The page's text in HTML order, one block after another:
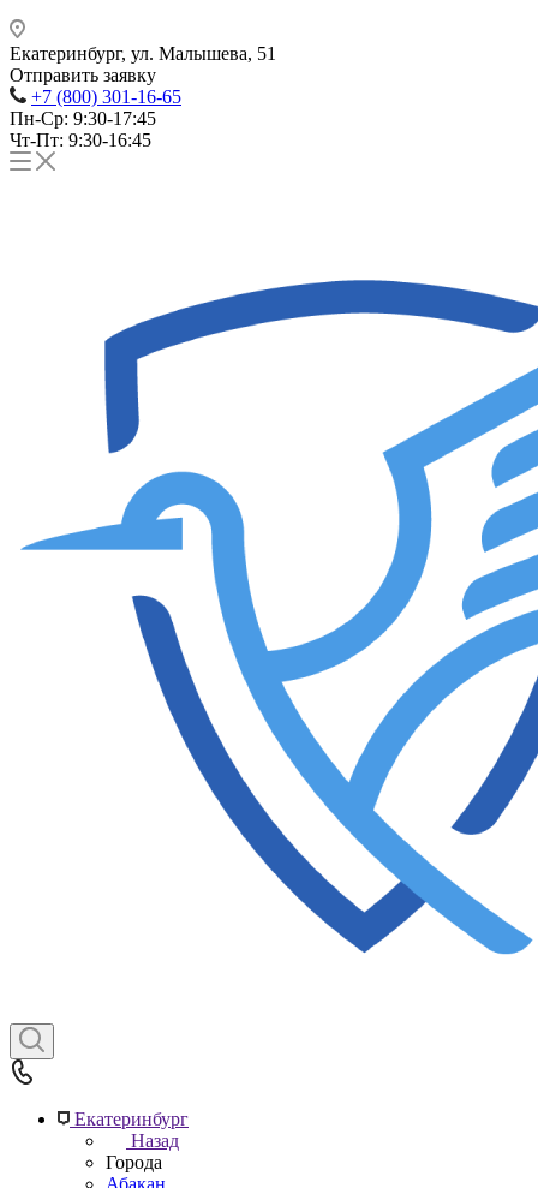
Екатеринбург, ул. Малышева, 51
Отправить заявку
+7 (800) 301-16-65
Пн-Ср: 9:30-17:45
Чт-Пт: 9:30-16:45
Екатеринбург
Назад
Города
Абакан